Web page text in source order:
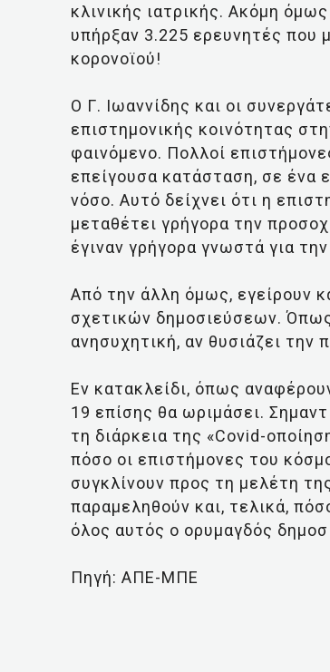
κλινικής ιατρικής. Ακόμη
υπήρξαν 3.225 ερευνητές που
κορονοϊού!
Ο Γ. Ιωαννίδης και οι
επιστημονικής κοινότητας
φαινόμενο. Πολλοί
επείγουσα κατάσταση, σε ένα
νόσο. Αυτό δείχνει ότι η
μεταθέτει γρήγορα την
έγιναν γρήγορα γνωστά για
Από την άλλη όμως, εγείρουν
σχετικών δημοσιεύσεων.
ανησυχητική, αν θυσιάζει την
Εν κατακλείδι, όπως
19 επίσης θα ωριμάσει.
τη διάρκεια της «Covid-
πόσο οι επιστήμονες του
συγκλίνουν προς τη μελέτη
παραμεληθούν και, τελικά,
όλος αυτός ο ορυμαγδός
Πηγή: ΑΠΕ-ΜΠΕ